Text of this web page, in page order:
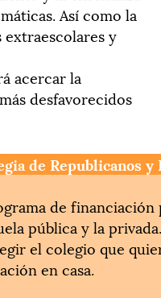
Así como la
y
acercar la
desfavorecidos
de Republicanos y
de financiación
pública y la
el colegio que
en casa.